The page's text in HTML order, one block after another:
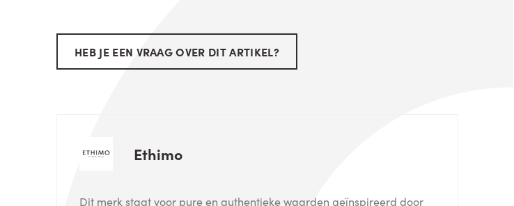
HEB JE EEN VRAAG OVER DIT ARTIKEL?
Ethimo
Dit merk staat voor pure en authentieke waarden geïnspireerd door